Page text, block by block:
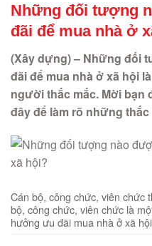
Những đối tượng
đãi để mua nhà ở
(Xây dựng) – Những đối
đãi để mua nhà ở xã hội
người thắc mắc. Mời bạn
đây để làm rõ những
Cán bộ, công chức, viên chức
bộ, công chức, viên chức là
hưởng ưu đãi mua nhà ở xã